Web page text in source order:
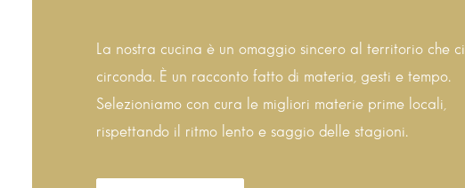
La nostra cucina è un omaggio sincero al territorio che ci
circonda. È un racconto fatto di materia, gesti e tempo.
Selezioniamo con cura le migliori materie prime locali,
rispettando il ritmo lento e saggio delle stagioni.